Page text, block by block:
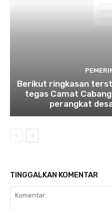
Berikut ringkasan
tegas Camat
perangkat
TINGGALKAN KOMENTAR